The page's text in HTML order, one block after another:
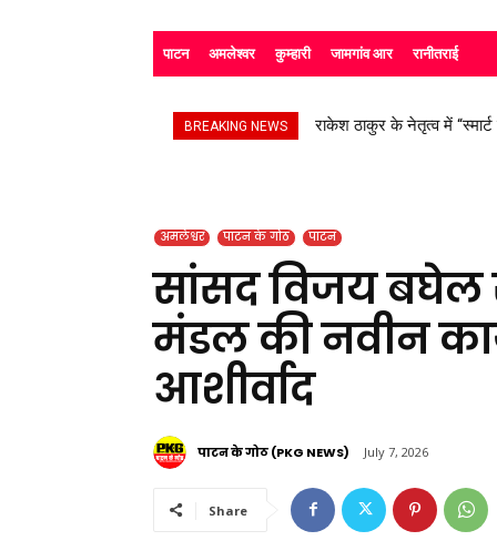
पाटन अमलेश्वर कुम्हारी जामगांव आर रानीतराई
BREAKING NEWS सड़क हादसे के बाद उपचाररत
अमलेश्वर पाटन के गोठ पाटन
सांसद विजय बघेल
मंडल की नवीन
आशीर्वाद
पाटन के गोठ (PKG NEWS) July 7, 2026
Share